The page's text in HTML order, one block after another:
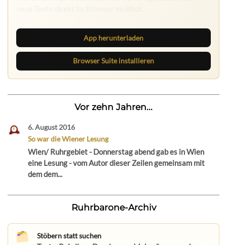
App herunterladen
Browser Suite installieren
Vor zehn Jahren...
6. August 2016
So war die Wiener Lesung
Wien/ Ruhrgebiet - Donnerstag abend gab es in Wien
eine Lesung - vom Autor dieser Zeilen gemeinsam mit
dem dem...
Ruhrbarone-Archiv
Stöbern statt suchen